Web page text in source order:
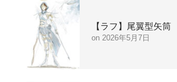
【ラフ】尾翼型矢筒
2026年5月7日